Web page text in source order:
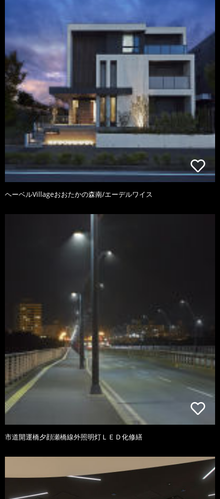
ヘーベルVillageおおたかの森南/エーデルワイス
市道開運橋夕顔瀬橋線外照明灯ＬＥＤ化修繕